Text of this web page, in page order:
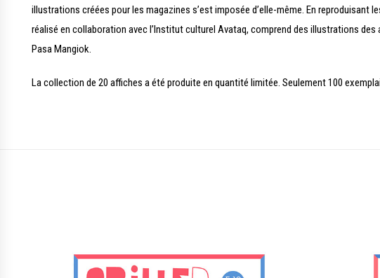
illustrations créées pour les magazines s’est imposée d’elle-même. En
réalisé en collaboration avec l’Institut culturel Avataq, comprend des illustrations
Pasa Mangiok.
La collection de 20 affiches a été produite en quantité limitée. Seulement 100